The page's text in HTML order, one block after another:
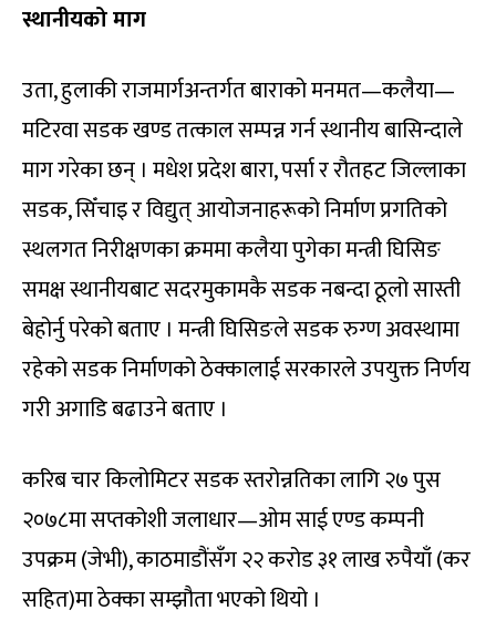
स्थानीयको माग
उता, हुलाकी राजमार्गअन्तर्गत बाराको मनमत—कलैया—
मटिरवा सडक खण्ड तत्काल सम्पन्न गर्न स्थानीय बासिन्दाले
माग गरेका छन् । मधेश प्रदेश बारा, पर्सा र रौतहट जिल्लाका
सडक, सिँचाइ र विद्युत् आयोजनाहरूको निर्माण प्रगतिको
स्थलगत निरीक्षणका क्रममा कलैया पुगेका मन्त्री घिसिङ
समक्ष स्थानीयबाट सदरमुकामकै सडक नबन्दा ठूलो सास्ती
बेहोर्नु परेको बताए । मन्त्री घिसिङले सडक रुग्ण अवस्थामा
रहेको सडक निर्माणको ठेक्कालाई सरकारले उपयुक्त निर्णय
गरी अगाडि बढाउने बताए ।
करिब चार किलोमिटर सडक स्तरोन्नतिका लागि २७ पुस
२०७८मा सप्तकोशी जलाधार—ओम साई एण्ड कम्पनी
उपक्रम (जेभी), काठमाडौंसँग २२ करोड ३१ लाख रुपैयाँ (कर
सहित)मा ठेक्का सम्झौता भएको थियो ।